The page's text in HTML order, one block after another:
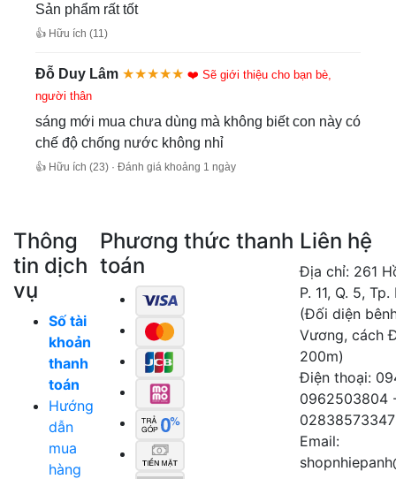
Sản phẩm rất tốt
👍 Hữu ích (11)
Đỗ Duy Lâm ★★★★★ ❤️ Sẽ giới thiệu cho bạn bè,
người thân
sáng mới mua chưa dùng mà không biết con này có
chế độ chống nước không nhỉ
👍 Hữu ích (23) · Đánh giá khoảng 1 ngày
Thông
tin dịch
vụ
Số tài
khoản
thanh
toán
Hướng
dẫn
mua
hàng
Phương thức thanh
toán
Liên hệ
Địa chỉ: 261
P. 11, Q. 5,
(Đối diện
Vương, cách
200m)
Điện thoại:
0962503804
02838573347
Email: